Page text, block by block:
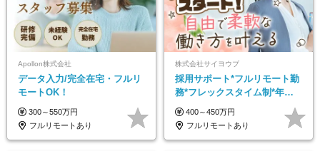
Apollon株式会社
データ入力/完全在宅・フルリ
モートOK！
300～550万円
フルリモートあり
株式会社サイヨウブ
採用サポート*フルリモート勤
務*フレックスタイム制*年休
120日*土日祝休み*残業ほぼな
し*育児中社員8割以上
400～450万円
フルリモートあり